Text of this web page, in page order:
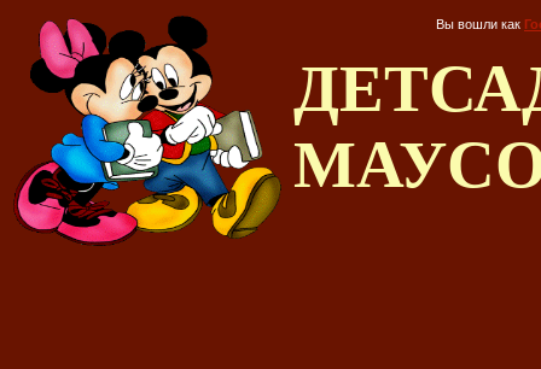
Вы вошли как